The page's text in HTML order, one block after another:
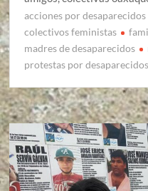
acciones por desaparecidos
colectivos feministas
madres de desaparecidos
protestas por desaparecidos